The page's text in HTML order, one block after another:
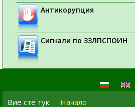
Антикорупция
Сигнали по ЗЗЛПСПОИН
Вие сте тук: Начало